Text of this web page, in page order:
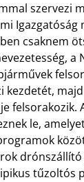
szervezi
Igazgatóság
csaknem
a
kezdetét,
le,
tűzoltós